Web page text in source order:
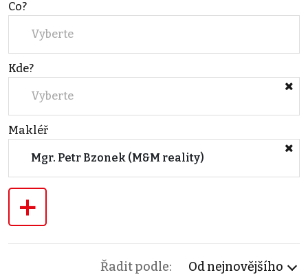
Co?
Vyberte
Kde?
Vyberte
Makléř
Mgr. Petr Bzonek (M&M reality)
+
Řadit podle: Od nejnovějšího